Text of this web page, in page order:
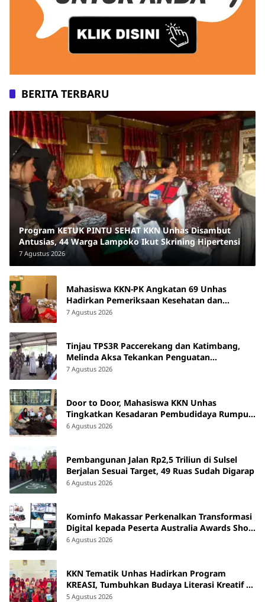
BERITA TERBARU
Program KETUK PINTU SEHAT KKN Unhas Disambut
Antusias, 44 Warga Lampoko Ikut Skrining Hipertensi
7 Agustus 2026
Mahasiswa KKN-PK Angkatan 69 Unhas
Hadirkan Pemeriksaan Kesehatan dan
Edukasi bagi Lansia di Barru
7 Agustus 2026
Tinjau TPS3R Paccerekang dan Katimbang,
Melinda Aksa Tekankan Penguatan
Pengelolaan Sampah dari Sumber
7 Agustus 2026
Door to Door, Mahasiswa KKN Unhas
Tingkatkan Kesadaran Pembudidaya Rumput
Laut di Bantaeng
6 Agustus 2026
Pembangunan Jalan Rp2,5 Triliun di Sulsel
Berjalan Sesuai Target, 49 Ruas Sudah Digarap
6 Agustus 2026
Kominfo Makassar Perkenalkan Transformasi
Digital kepada Peserta Australia Awards Short
Course
6 Agustus 2026
KKN Tematik Unhas Hadirkan Program
KREASI, Tumbuhkan Budaya Literasi Kreatif di
SDN 47 Alluka Takalar
5 Agustus 2026